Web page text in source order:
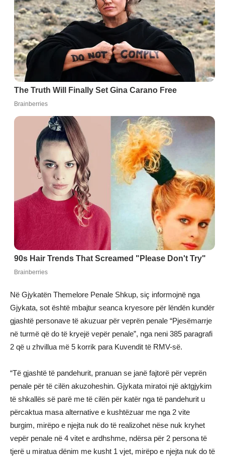
Në Gjykatën Themelore Penale Shkup, siç informojnë nga
Gjykata, sot është mbajtur seanca kryesore për lëndën kundër
gjashtë personave të akuzuar për veprën penale “Pjesëmarrje
në turmë që do të kryejë vepër penale”, nga neni 385 paragrafi
2 që u zhvillua më 5 korrik para Kuvendit të RMV-së.
“Të gjashtë të pandehurit, pranuan se janë fajtorë për veprën
penale për të cilën akuzoheshin. Gjykata miratoi një aktgjykim
të shkallës së parë me të cilën për katër nga të pandehurit u
përcaktua masa alternative e kushtëzuar me nga 2 vite
burgim, mirëpo e njejta nuk do të realizohet nëse nuk kryhet
vepër penale në 4 vitet e ardhshme, ndërsa për 2 persona të
tjerë u miratua dënim me kusht 1 vjet, mirëpo e njejta nuk do të